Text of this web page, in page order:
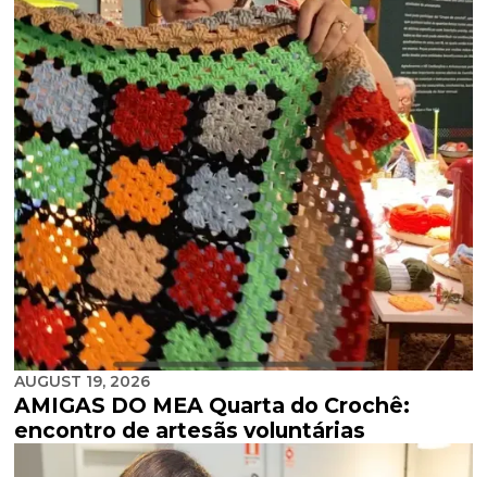
AUGUST 19, 2026
AMIGAS DO MEA Quarta do Crochê:
encontro de artesãs voluntárias